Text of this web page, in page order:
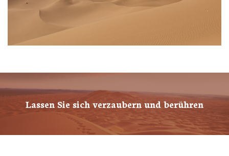
Lassen Sie sich verzaubern und berühren